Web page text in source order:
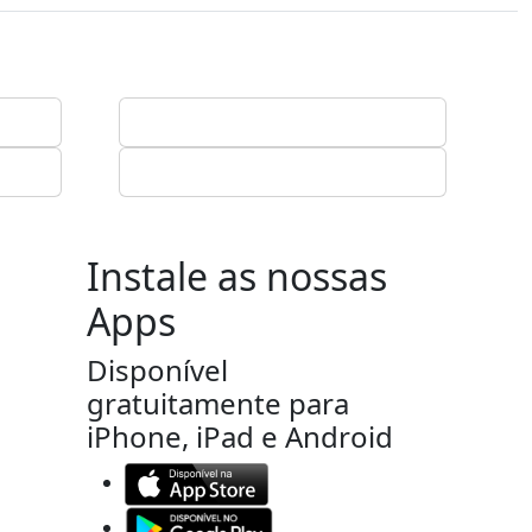
Instale as nossas
Apps
Disponível
gratuitamente para
iPhone, iPad e Android